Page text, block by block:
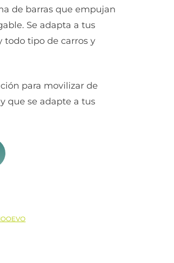
de barras que empujan
Se adapta a tus
todo tipo de carros y
para movilizar de
que se adapte a tus